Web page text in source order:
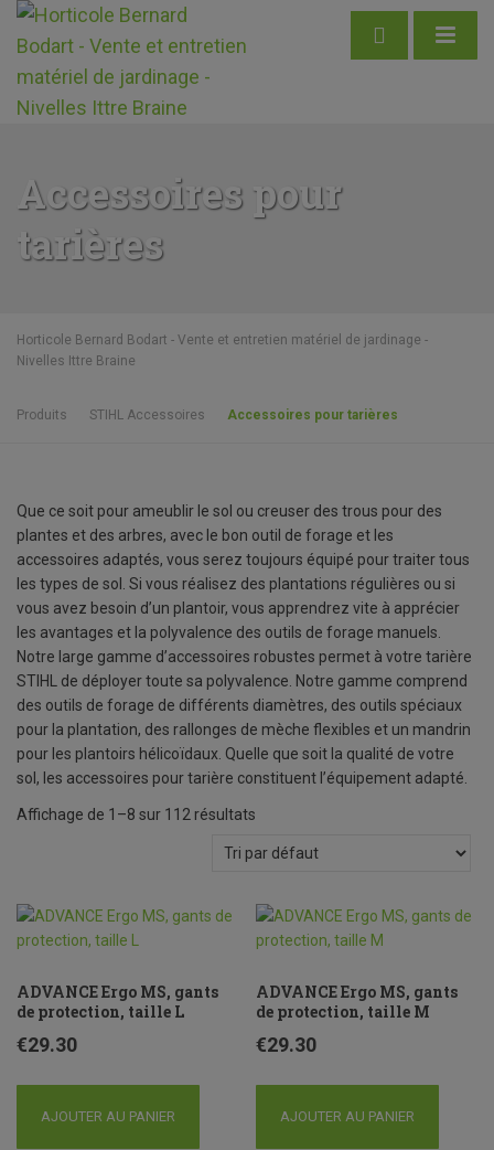
Accessoires pour
tarières
Horticole Bernard Bodart - Vente et entretien matériel de jardinage -
Nivelles Ittre Braine
Produits STIHL Accessoires Accessoires pour tarières
Que ce soit pour ameublir le sol ou creuser des trous pour des
plantes et des arbres, avec le bon outil de forage et les
accessoires adaptés, vous serez toujours équipé pour traiter tous
les types de sol. Si vous réalisez des plantations régulières ou si
vous avez besoin d’un plantoir, vous apprendrez vite à apprécier
les avantages et la polyvalence des outils de forage manuels.
Notre large gamme d’accessoires robustes permet à votre tarière
STIHL de déployer toute sa polyvalence. Notre gamme comprend
des outils de forage de différents diamètres, des outils spéciaux
pour la plantation, des rallonges de mèche flexibles et un mandrin
pour les plantoirs hélicoïdaux. Quelle que soit la qualité de votre
sol, les accessoires pour tarière constituent l’équipement adapté.
Affichage de 1–8 sur 112 résultats
ADVANCE Ergo MS, gants
de protection, taille L
€29.30
AJOUTER AU PANIER
ADVANCE Ergo MS, gants
de protection, taille M
€29.30
AJOUTER AU PANIER